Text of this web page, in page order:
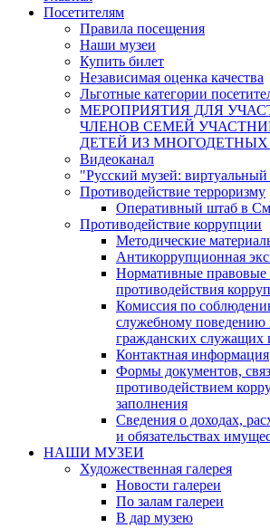
Посетителям
Правила посещения
Наши музеи
Купить билет
Независимая оценка качества
Льготные категории
МЕРОПРИЯТИЯ ДЛЯ
ЧЛЕНОВ СЕМЕЙ
ДЕТЕЙ ИЗ
Видеоканал
"Русский музей:
Противодействие терроризму
Оперативный штаб в
Противодействие коррупции
Методические
Антикоррупционная
Нормативные правовые
противодействия
Комиссия по
служебному поведению
гражданских служащих
Контактная информация
Формы документов,
противодействием
заполнения
Сведения о доходах,
и обязательствах
НАШИ МУЗЕИ
Художественная галерея
Новости галереи
По залам галереи
В дар музею